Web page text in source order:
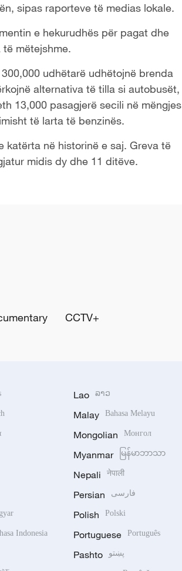
sipas raporteve të medias lokale.
e hekurudhës për pagat dhe
mëtejshme.
udhëtarë udhëtojnë brenda
alternativa të tilla si autobusët,
13,000 pasagjerë secili në mëngjes
të larta të benzinës.
katërta në historinë e saj. Greva të
midis dy dhe 11 ditëve.
CCTV+
Indonesia
Lao ລາວ
Malay Bahasa Melayu
Mongolian Монгол
Myanmar မြန်မာဘာသာ
Nepali नेपाली
Persian فارسی
Polish Polski
Portuguese Português
Pashto پښتو